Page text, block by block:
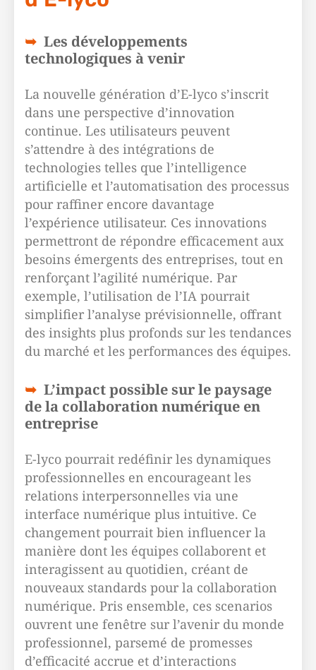
Les développements
technologiques à venir
La nouvelle génération d’E-lyco s’inscrit
dans une perspective d’innovation
continue. Les utilisateurs peuvent
s’attendre à des intégrations de
technologies telles que l’intelligence
artificielle et l’automatisation des processus
pour raffiner encore davantage
l’expérience utilisateur. Ces innovations
permettront de répondre efficacement aux
besoins émergents des entreprises, tout en
renforçant l’agilité numérique. Par
exemple, l’utilisation de l’IA pourrait
simplifier l’analyse prévisionnelle, offrant
des insights plus profonds sur les tendances
du marché et les performances des équipes.
L’impact possible sur le paysage
de la collaboration numérique en
entreprise
E-lyco pourrait redéfinir les dynamiques
professionnelles en encourageant les
relations interpersonnelles via une
interface numérique plus intuitive. Ce
changement pourrait bien influencer la
manière dont les équipes collaborent et
interagissent au quotidien, créant de
nouveaux standards pour la collaboration
numérique. Pris ensemble, ces scenarios
ouvrent une fenêtre sur l’avenir du monde
professionnel, parsemé de promesses
d’efficacité accrue et d’interactions